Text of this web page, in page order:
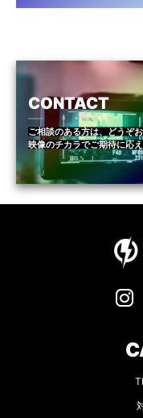
CONTACT
ご相談のある方は、どうぞ
映像のチカラでご期待に応